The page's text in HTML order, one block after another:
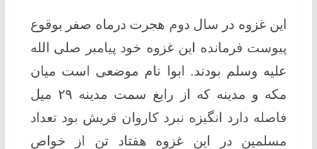
این غزوه در سال دوم هجرت درماه صفر بوقوع
پیوست فرمانده این غزوه خود پیامبر صلی الله
علیه وسلم بودند. ابوا نام موضعی است میان
مکه و مدینه که از رابغ سمت مدینه ۲۹ میل
فاصله دارد انگیزه نبرد کاروان قریش بود تعداد
مسلمین در این غزوه هفتاد تن از خواص